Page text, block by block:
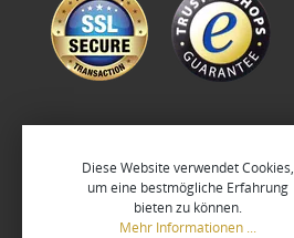
Diese Website verwendet Cookies,
um eine bestmögliche Erfahrung
bieten zu können.
Mehr Informationen ...